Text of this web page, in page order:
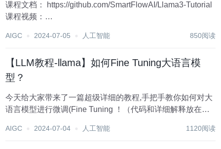
课程文档： https://github.com/SmartFlowAI/Llama3-Tutorial
课程视频：
1 环境配置...
AIGC 2024-07-05 人工智能 850阅读
【LLM教程-llama】如何Fine Tuning大语言模
型？
今天给大家带来了一篇超级详细的教程,手把手教你如何对大
语言模型进行微调(Fine Tuning ！（代码和详细解释放在后
大语言模型进行微调(Fine Tuning 训练过程及代码...
AIGC 2024-07-04 人工智能 1120阅读